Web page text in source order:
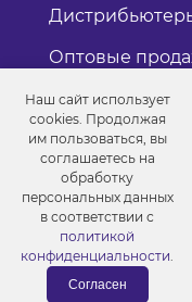
Оптовые
Как стать
© Порошковые
Наш сайт использует
cookies. Продолжая
им пользоваться, вы
соглашаетесь на
обработку
персональных данных
в соответствии с
политикой
конфиденциальности.
Согласен